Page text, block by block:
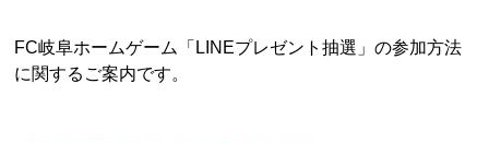
FC岐阜ホームゲーム「LINEプレゼント抽選」の参加方法
に関するご案内です。